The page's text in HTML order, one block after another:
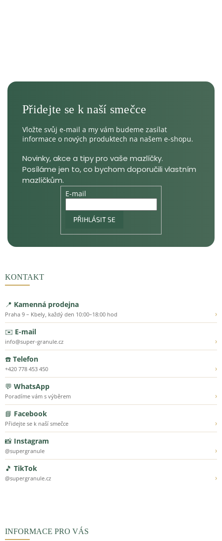
Vložte svůj e-mail a my vám budeme zasílat
informace o nových produktech na našem e-shopu.
E-mail
PŘIHLÁSIT SE
KONTAKT
📍 Kamenná prodejna
Praha 9 – Kbely, každý den 10:00–18:00 hod
›
✉️ E-mail
info@super-granule.cz
›
☎️ Telefon
+420 778 453 450
›
💬 WhatsApp
Poradíme vám s výběrem
›
📘 Facebook
Přidejte se k naší smečce
›
📸 Instagram
@supergranule
›
🎵 TikTok
@supergranule.cz ›
INFORMACE PRO VÁS